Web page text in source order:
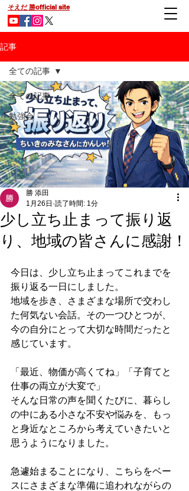
そえだ 勝official site
記事
全ての記事
勉強会
全ての記事
少し立ち止まって振り返
り、地域の皆さんに感謝！
勝 添田
1月26日 読了時間: 1分
今日は、少し立ち止まってこれまでを
振り返る一日にしました。
地域を歩き、さまざまな場所で交わし
た何気ない会話。その一つひとつが、
今の自分にとって大切な時間だったと
感じています。
「最近、物価が高くてね」「子育てと
仕事の両立が大変で」
そんな日常の声を聞くたびに、暮らし
の中にある小さな不安や悩みを、もっ
と身近なところから考えていきたいと
思うようになりました。
急遽始まることになり、こちらをベー
スにさまざまな準備に追われながらの